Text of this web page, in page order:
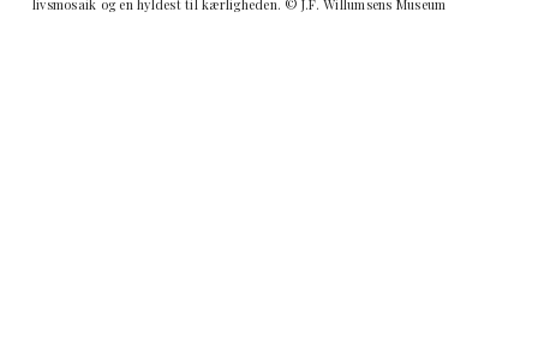
livsmosaik og en hyldest til kærligheden. © J.F. Willumsens Museum